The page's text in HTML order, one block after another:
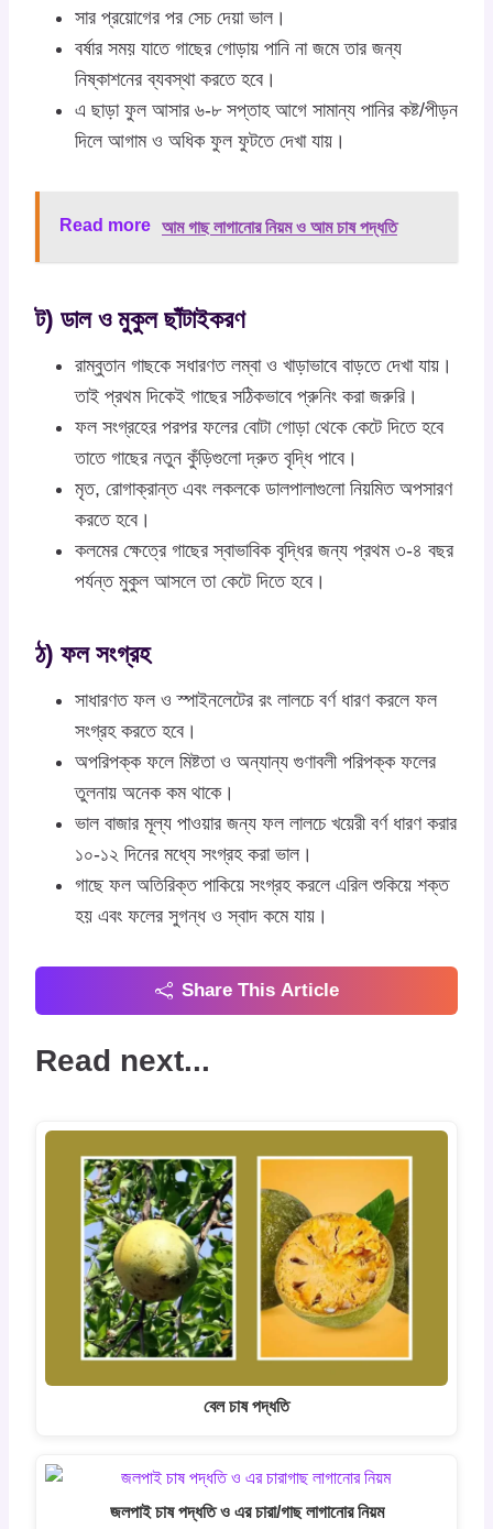
সার প্রয়োগের পর সেচ দেয়া ভাল।
বর্ষার সময় যাতে গাছের গোড়ায় পানি না জমে তার জন্য
নিষ্কাশনের ব্যবস্থা করতে হবে।
এ ছাড়া ফুল আসার ৬-৮ সপ্তাহ আগে সামান্য পানির কষ্ট/পীড়ন
দিলে আগাম ও অধিক ফুল ফুটতে দেখা যায়।
Read more আম গাছ লাগানোর নিয়ম ও আম চাষ পদ্ধতি
ট) ডাল ও মুকুল ছাঁটাইকরণ
রাম্বুতান গাছকে সধারণত লম্বা ও খাড়াভাবে বাড়তে দেখা যায়।
তাই প্রথম দিকেই গাছের সঠিকভাবে প্রুনিং করা জরুরি।
ফল সংগ্রহের পরপর ফলের বোটা গোড়া থেকে কেটে দিতে হবে
তাতে গাছের নতুন কুঁড়িগুলো দ্রুত বৃদ্ধি পাবে।
মৃত, রোগাক্রান্ত এবং লকলকে ডালপালাগুলো নিয়মিত অপসারণ
করতে হবে।
কলমের ক্ষেত্রে গাছের স্বাভাবিক বৃদ্ধির জন্য প্রথম ৩-৪ বছর
পর্যন্ত মুকুল আসলে তা কেটে দিতে হবে।
ঠ) ফল সংগ্রহ
সাধারণত ফল ও স্পাইনলেটের রং লালচে বর্ণ ধারণ করলে ফল
সংগ্রহ করতে হবে।
অপরিপক্ক ফলে মিষ্টতা ও অন্যান্য গুণাবলী পরিপক্ক ফলের
তুলনায় অনেক কম থাকে।
ভাল বাজার মূল্য পাওয়ার জন্য ফল লালচে খয়েরী বর্ণ ধারণ করার
১০-১২ দিনের মধ্যে সংগ্রহ করা ভাল।
গাছে ফল অতিরিক্ত পাকিয়ে সংগ্রহ করলে এরিল শুকিয়ে শক্ত
হয় এবং ফলের সুগন্ধ ও স্বাদ কমে যায়।
Share This Article
Read next...
বেল চাষ পদ্ধতি
জলপাই চাষ পদ্ধতি ও এর চারা/গাছ লাগানোর নিয়ম